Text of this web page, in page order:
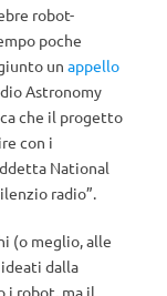
robot-
poche
un appello
Astronomy
che il progetto
con i
National
radio”.
(o meglio, alle
dalla
i robot, ma il